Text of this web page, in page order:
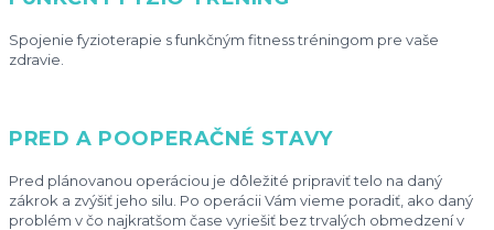
Spojenie fyzioterapie s funkčným fitness tréningom pre vaše
zdravie.
PRED A POOPERAČNÉ STAVY
Pred plánovanou operáciou je dôležité pripraviť telo na daný
zákrok a zvýšiť jeho silu. Po operácii Vám vieme poradiť, ako daný
problém v čo najkratšom čase vyriešiť bez trvalých obmedzení v